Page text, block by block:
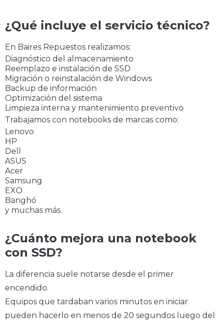
¿Qué incluye el servicio técnico?
En Baires Repuestos realizamos:
Diagnóstico del almacenamiento
Reemplazo e instalación de SSD
Migración o reinstalación de Windows
Backup de información
Optimización del sistema
Limpieza interna y mantenimiento preventivo
Trabajamos con notebooks de marcas como:
Lenovo
HP
Dell
ASUS
Acer
Samsung
EXO
Banghó
y muchas más.
¿Cuánto mejora una notebook
con SSD?
La diferencia suele notarse desde el primer
encendido.
Equipos que tardaban varios minutos en iniciar
pueden hacerlo en menos de 20 segundos luego del